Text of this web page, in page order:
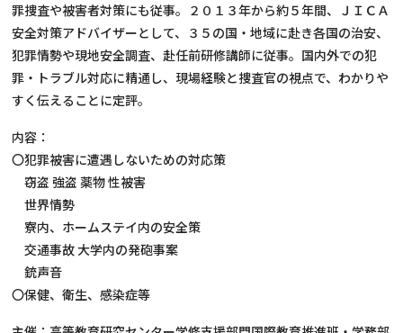
罪捜査や被害者対策にも従事。２０１３年から約５年間、ＪＩＣＡ
安全対策アドバイザーとして、３５の国・地域に赴き各国の治安、
犯罪情勢や現地安全調査、赴任前研修講師に従事。国内外での犯
罪・トラブル対応に精通し、現場経験と捜査官の視点で、わかりや
すく伝えることに定評。
内容：
〇犯罪被害に遭遇しないための対応策
窃盗 強盗 薬物 性被害
世界情勢
寮内、ホームステイ内の安全策
交通事故 大学内の発砲事案
銃声音
〇保健、衛生、感染症等